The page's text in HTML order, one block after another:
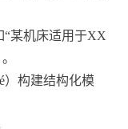
“某机床适用于XX
）构建结构化模